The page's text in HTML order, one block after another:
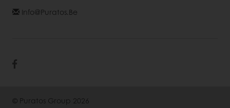
Info@puratos.be
© Puratos Group 2026